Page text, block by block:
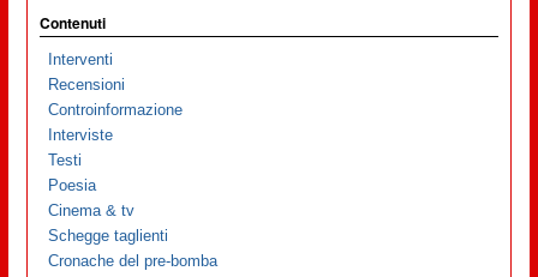
Contenuti
Interventi
Recensioni
Controinformazione
Interviste
Testi
Poesia
Cinema & tv
Schegge taglienti
Cronache del pre-bomba